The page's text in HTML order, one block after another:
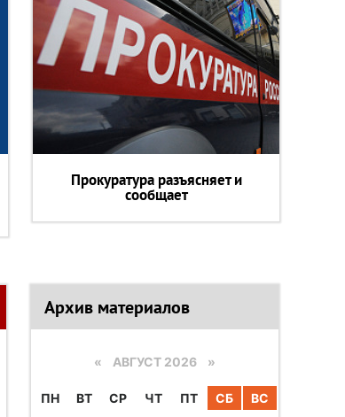
Прокуратура разъясняет и
сообщает
Архив материалов
« АВГУСТ 2026 »
ПН ВТ СР ЧТ ПТ СБ ВС